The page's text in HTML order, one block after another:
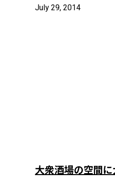
July 29, 2014
大衆酒場の空間